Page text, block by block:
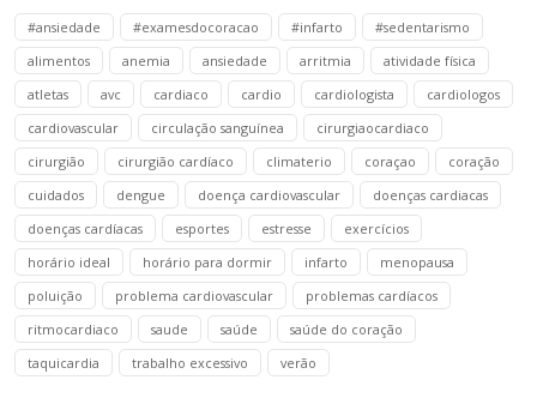
#ansiedade #examesdocoracao #infarto
#sedentarismo
alimentos
anemia ansiedade arritmia
atividade física
atletas
avc cardiaco cardio cardiologista
cardiologos
cardiovascular
circulação sanguínea
cirurgiaocardiaco
cirurgião
cirurgião cardíaco climaterio coraçao
coração
cuidados
dengue doença cardiovascular
doenças cardiacas
doenças cardíacas
esportes estresse
exercícios
horário ideal
horário para dormir infarto
menopausa
poluição
problema cardiovascular
problemas cardíacos
ritmocardiaco
saude saúde
saúde do coração
taquicardia
trabalho excessivo verão